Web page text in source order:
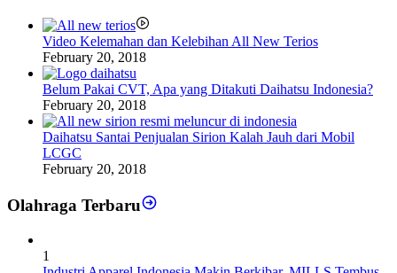
Video Kelemahan dan Kelebihan All New Terios
February 20, 2018
Belum Pakai CVT, Apa yang Ditakuti Daihatsu Indonesia?
February 20, 2018
Daihatsu Santai Penjualan Sirion Kalah Jauh dari Mobil
LCGC
February 20, 2018
Olahraga Terbaru
1